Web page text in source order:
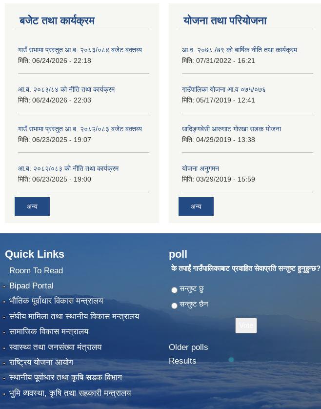
बजेट तथा कार्यक्रम
गाउँ सभामा प्रस्तुत आ.ब. २०८३/०८४ बजेट बक्तब्य
मिति: 06/24/2026 - 22:18
आ.ब. २०८३/८४ को नीति तथा कार्यक्रम
मिति: 06/24/2026 - 22:03
गाउँ सभामा प्रस्तुत आ.ब. २०८२/०८३ बजेट बक्तब्य
मिति: 06/23/2025 - 19:07
आ.ब. २०८२/०८३ को नीति तथा कार्यक्रम
मिति: 06/23/2025 - 19:00
अन्य
योजना तथा परियोजना
आ.व. २०७८ /७९ को बार्षिक नीति तथा कार्यक्रम
मिति: 07/31/2022 - 16:21
गाउँपालिका योजना आ.व ०७५/०७६
मिति: 05/17/2019 - 12:41
धादिङ्गबेसी आरुघाट गोरखा सडक योजना
मिति: 04/29/2019 - 13:38
योजना अनुगमन
मिति: 03/29/2019 - 15:59
अन्य
Quick Links
Room To Read
Bipad Portal
भौतिक पूर्वाधार विकास मन्त्रालय
संघीय मामिला तथा स्थानीय विकास मन्त्रालय
सामाजिक विकास मन्त्रालय
स्वास्थ्य तथा जनसंख्या मंत्रालय
राष्ट्रिय योजना आयोग
स्थानीय पूर्वाधार तथा कृषि सडक विभाग
भुमि व्यवस्था, कृषि तथा सहकारी मन्त्रालय
poll
के तपाईं गाउँपालिकाबाट प्रवाहित सेवाप्रति सन्तुष्ट हुनुहुन्छ?
Choices
सन्तुष्ट छु
सन्तुष्ट छैन
Older polls
Results